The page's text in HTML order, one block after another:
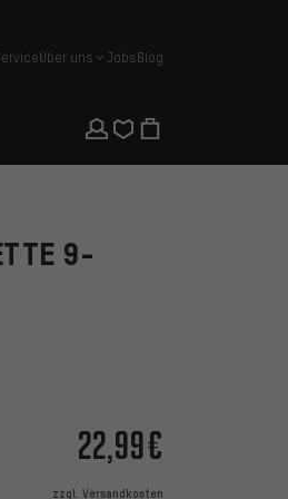
Über uns JobsBlog
9-
22,99€
zzgl. Versandkosten